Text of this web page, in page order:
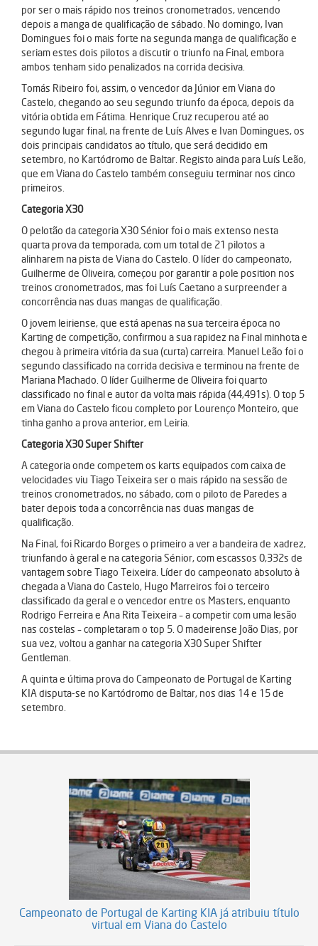
por ser o mais rápido nos treinos cronometrados, vencendo
depois a manga de qualificação de sábado. No domingo, Ivan
Domingues foi o mais forte na segunda manga de qualificação e
seriam estes dois pilotos a discutir o triunfo na Final, embora
ambos tenham sido penalizados na corrida decisiva.
Tomás Ribeiro foi, assim, o vencedor da Júnior em Viana do
Castelo, chegando ao seu segundo triunfo da época, depois da
vitória obtida em Fátima. Henrique Cruz recuperou até ao
segundo lugar final, na frente de Luís Alves e Ivan Domingues, os
dois principais candidatos ao título, que será decidido em
setembro, no Kartódromo de Baltar. Registo ainda para Luís Leão,
que em Viana do Castelo também conseguiu terminar nos cinco
primeiros.
Categoria X30
O pelotão da categoria X30 Sénior foi o mais extenso nesta
quarta prova da temporada, com um total de 21 pilotos a
alinharem na pista de Viana do Castelo. O líder do campeonato,
Guilherme de Oliveira, começou por garantir a pole position nos
treinos cronometrados, mas foi Luís Caetano a surpreender a
concorrência nas duas mangas de qualificação.
O jovem leiriense, que está apenas na sua terceira época no
Karting de competição, confirmou a sua rapidez na Final minhota e
chegou à primeira vitória da sua (curta) carreira. Manuel Leão foi o
segundo classificado na corrida decisiva e terminou na frente de
Mariana Machado. O líder Guilherme de Oliveira foi quarto
classificado no final e autor da volta mais rápida (44,491s). O top 5
em Viana do Castelo ficou completo por Lourenço Monteiro, que
tinha ganho a prova anterior, em Leiria.
Categoria X30 Super Shifter
A categoria onde competem os karts equipados com caixa de
velocidades viu Tiago Teixeira ser o mais rápido na sessão de
treinos cronometrados, no sábado, com o piloto de Paredes a
bater depois toda a concorrência nas duas mangas de
qualificação.
Na Final, foi Ricardo Borges o primeiro a ver a bandeira de xadrez,
triunfando à geral e na categoria Sénior, com escassos 0,332s de
vantagem sobre Tiago Teixeira. Líder do campeonato absoluto à
chegada a Viana do Castelo, Hugo Marreiros foi o terceiro
classificado da geral e o vencedor entre os Masters, enquanto
Rodrigo Ferreira e Ana Rita Teixeira – a competir com uma lesão
nas costelas – completaram o top 5. O madeirense João Dias, por
sua vez, voltou a ganhar na categoria X30 Super Shifter
Gentleman.
A quinta e última prova do Campeonato de Portugal de Karting
KIA disputa-se no Kartódromo de Baltar, nos dias 14 e 15 de
setembro.
Campeonato de Portugal de Karting KIA já atribuiu título
virtual em Viana do Castelo